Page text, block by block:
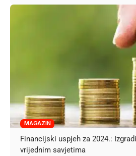
MAGAZIN
Financijski uspjeh za 2024.:
vrijednim savjetima